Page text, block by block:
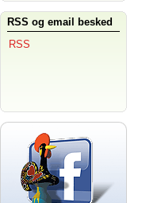
RSS og email besked
RSS